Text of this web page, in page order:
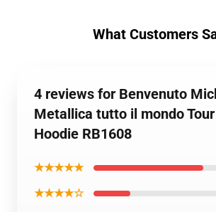
What Customers
4 reviews for Benvenuto
Metallica tutto il mondo
Hoodie RB1608
★★★★★
★★★★☆